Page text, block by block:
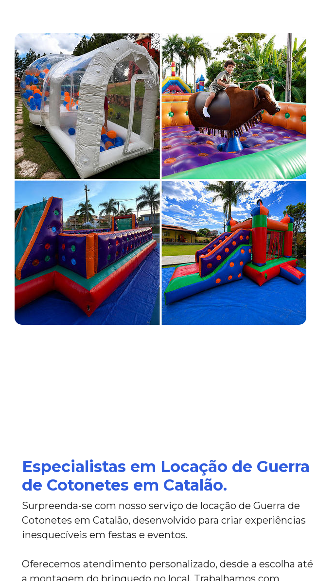
Especialistas em Locação de Guerra
de Cotonetes em Catalão.
Surpreenda-se com nosso serviço de locação de Guerra de
Cotonetes em Catalão, desenvolvido para criar experiências
inesquecíveis em festas e eventos.
Oferecemos atendimento personalizado, desde a escolha até
a montagem do brinquedo no local. Trabalhamos com